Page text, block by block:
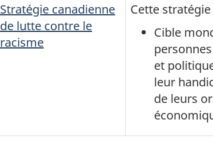
Stratégie canadienne
de lutte contre le
racisme
Cette
Cible
et
leur
de leurs